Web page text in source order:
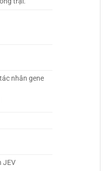
nhân gene
JEV